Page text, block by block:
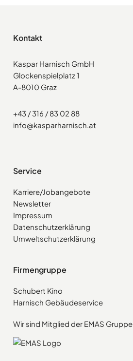
Kontakt
Kaspar Harnisch GmbH
Glockenspielplatz 1
A-8010 Graz
+43 / 316 / 83 02 88
info@kasparharnisch.at
Service
Karriere/Jobangebote
Newsletter
Impressum
Datenschutzerklärung
Umweltschutzerklärung
Firmengruppe
Schubert Kino
Harnisch Gebäudeservice
Wir sind Mitglied der EMAS Gruppe